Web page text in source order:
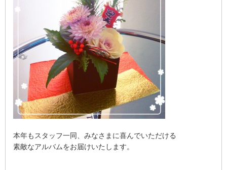
本年もスタッフ一同、みなさまに喜んでいただける
素敵なアルバムをお届けいたします。